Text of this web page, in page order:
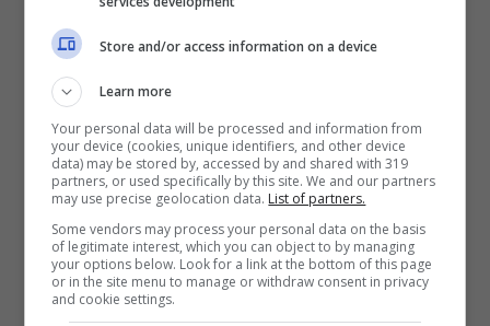
famosa del mondo è Reethi Beach
alle Maldive. Qui la bioluminescenza crea
uno vero e proprio show notturno che crea
un’emozione incredibile in chi guarda.
Grandi emozioni anche a Balidove il
fenomeno della bioluminescenza è
piuttosto famoso, ma a causa
dell’inquinamento luminoso non sempre lo
si riesce a scorgere.
Store and/or access information on a device
Learn more
Your personal data will be processed and information from
your device (cookies, unique identifiers, and other device
data) may be stored by, accessed by and shared with 319
partners, or used specifically by this site. We and our partners
may use precise geolocation data. List of partners.
Some vendors may process your personal data on the basis
of legitimate interest, which you can object to by managing
your options below. Look for a link at the bottom of this page
or in the site menu to manage or withdraw consent in privacy
and cookie settings.